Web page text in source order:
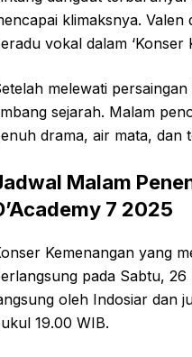
klimaksnya. Valen
vokal dalam ‘Konser
melewati
sejarah. Malam
drama, air mata, dan
Malam
7 2025
Kemenangan yang
pada Sabtu,
oleh Indosiar dan
19.00 WIB.